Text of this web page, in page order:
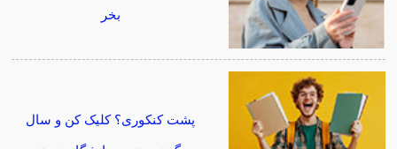
بخر
پشت کنکوری؟ کلیک کن و سال